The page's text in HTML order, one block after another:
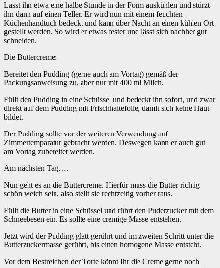
Lasst ihn etwa eine halbe Stunde in der Form auskühlen und stürzt
ihn dann auf einen Teller. Er wird nun mit einem feuchten
Küchenhandtuch bedeckt und kann über Nacht an einen kühlen Ort
gestellt werden. So wird er etwas fester und lässt sich nachher gut
schneiden.
Die Buttercreme:
Bereitet den Pudding (gerne auch am Vortag) gemäß der
Packungsanweisung zu, aber nur mit 400 ml Milch.
Füllt den Pudding in eine Schüssel und bedeckt ihn sofort, und zwar
direkt auf dem Pudding mit Frischhaltefolie, damit sich keine Haut
bildet.
Der Pudding sollte vor der weiteren Verwendung auf
Zimmertemparatur gebracht werden. Deswegen kann er auch gut
am Vortag zubereitet werden.
Am nächsten Tag….
Nun geht es an die Buttercreme. Hierfür muss die Butter richtig
schön weich sein, also stellt sie rechtzeitig vorher raus.
Füllt die Butter in eine Schüssel und rührt den Puderzucker mit dem
Schneebesen ein. Es sollte eine cremige Masse entstehen.
Jetzt wird der Pudding glatt gerührt und im zweiten Schritt unter die
Butterzuckermasse gerührt, bis einen homogene Masse entsteht.
Vor dem Bestreichen der Torte könnt Ihr die Creme gerne noch